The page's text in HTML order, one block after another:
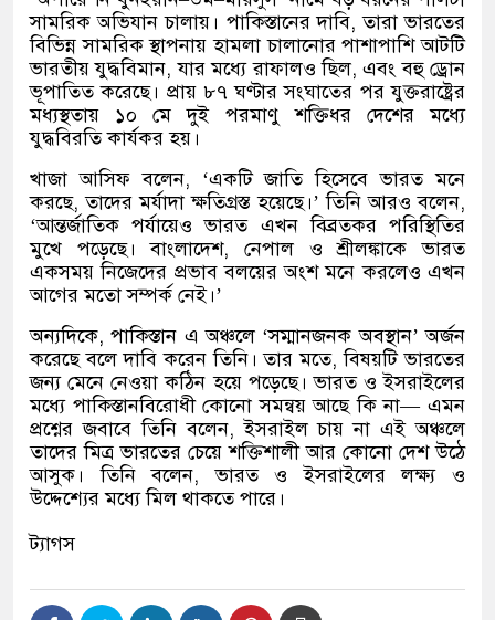
সামরিক অভিযান চালায়। পাকিস্তানের দাবি,তারা ভারতের
বিভিন্ন সামরিক স্থাপনায় হামলা চালানোর পাশাপাশি আটটি
ভারতীয় যুদ্ধবিমান,যার মধ্যে রাফালও ছিল,এবং বহু ড্রোন
ভূপাতিত করেছে। প্রায় ৮৭ ঘণ্টার সংঘাতের পর যুক্তরাষ্ট্রের
মধ্যস্থতায় ১০ মে দুই পরমাণু শক্তিধর দেশের মধ্যে
যুদ্ধবিরতি কার্যকর হয়।
খাজা আসিফ বলেন, ‘একটি জাতি হিসেবে ভারত মনে
করছে,তাদের মর্যাদা ক্ষতিগ্রস্ত হয়েছে।’তিনি আরও বলেন,
‘আন্তর্জাতিক পর্যায়েও ভারত এখন বিব্রতকর পরিস্থিতির
মুখে পড়েছে। বাংলাদেশ,নেপাল ও শ্রীলঙ্কাকে ভারত
একসময় নিজেদের প্রভাব বলয়ের অংশ মনে করলেও এখন
আগের মতো সম্পর্ক নেই।’
অন্যদিকে,পাকিস্তান এ অঞ্চলে‘সম্মানজনক অবস্থান’অর্জন
করেছে বলে দাবি করেন তিনি। তার মতে,বিষয়টি ভারতের
জন্য মেনে নেওয়া কঠিন হয়ে পড়েছে। ভারত ও ইসরাইলের
মধ্যে পাকিস্তানবিরোধী কোনো সমন্বয় আছে কি না—এমন
প্রশ্নের জবাবে তিনি বলেন,ইসরাইল চায় না এই অঞ্চলে
তাদের মিত্র ভারতের চেয়ে শক্তিশালী আর কোনো দেশ উঠে
আসুক। তিনি বলেন,ভারত ও ইসরাইলের লক্ষ্য ও
উদ্দেশ্যের মধ্যে মিল থাকতে পারে।
ট্যাগস